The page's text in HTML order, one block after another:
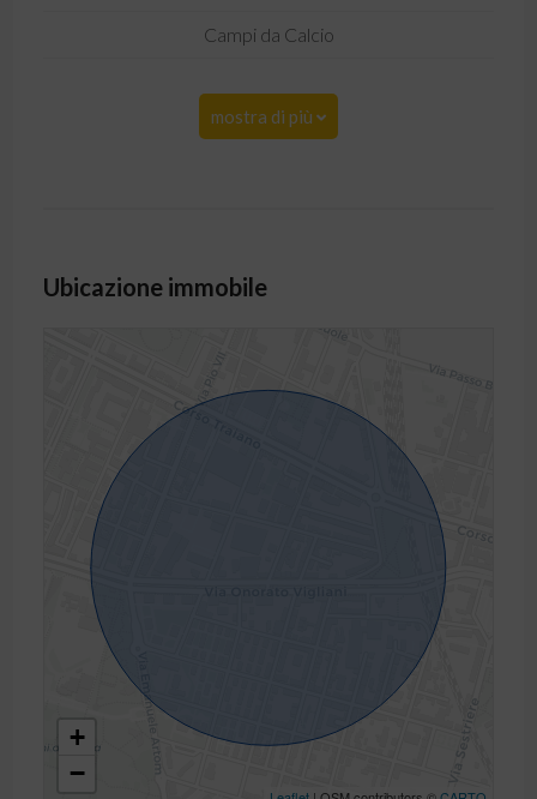
Campi da Calcio
mostra di più
Ubicazione immobile
+
−